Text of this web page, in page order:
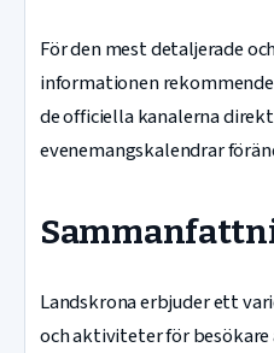
För den mest detaljerade
informationen
de officiella kanalerna
evenemangskalendrar
Landskrona erbjuder ett
och aktiviteter för besökare